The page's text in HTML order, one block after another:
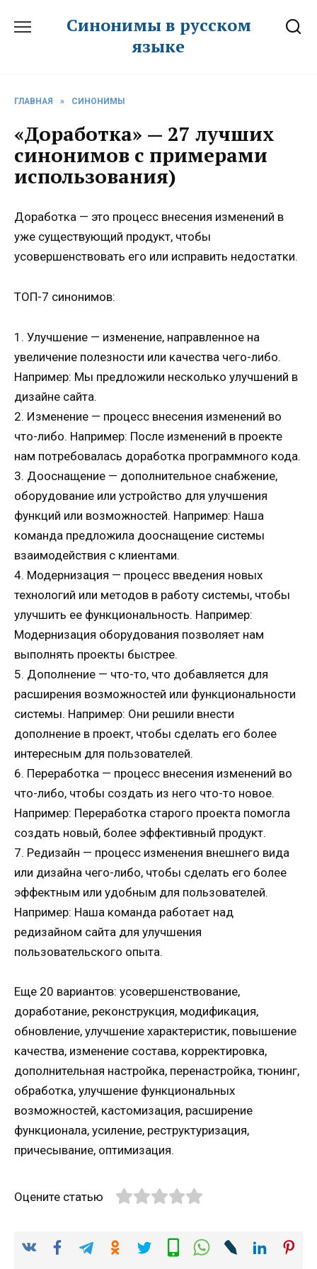
Синонимы в русском
языке
ГЛАВНАЯ » СИНОНИМЫ
«Доработка» — 27 лучших
синонимов с примерами
использования)
Доработка — это процесс внесения изменений в
уже существующий продукт, чтобы
усовершенствовать его или исправить недостатки.
ТОП-7 синонимов:
1. Улучшение — изменение, направленное на
увеличение полезности или качества чего-либо.
Например: Мы предложили несколько улучшений в
дизайне сайта.
2. Изменение — процесс внесения изменений во
что-либо. Например: После изменений в проекте
нам потребовалась доработка программного кода.
3. Дооснащение — дополнительное снабжение,
оборудование или устройство для улучшения
функций или возможностей. Например: Наша
команда предложила дооснащение системы
взаимодействия с клиентами.
4. Модернизация — процесс введения новых
технологий или методов в работу системы, чтобы
улучшить ее функциональность. Например:
Модернизация оборудования позволяет нам
выполнять проекты быстрее.
5. Дополнение — что-то, что добавляется для
расширения возможностей или функциональности
системы. Например: Они решили внести
дополнение в проект, чтобы сделать его более
интересным для пользователей.
6. Переработка — процесс внесения изменений во
что-либо, чтобы создать из него что-то новое.
Например: Переработка старого проекта помогла
создать новый, более эффективный продукт.
7. Редизайн — процесс изменения внешнего вида
или дизайна чего-либо, чтобы сделать его более
эффектным или удобным для пользователей.
Например: Наша команда работает над
редизайном сайта для улучшения
пользовательского опыта.
Еще 20 вариантов: усовершенствование,
доработание, реконструкция, модификация,
обновление, улучшение характеристик, повышение
качества, изменение состава, корректировка,
дополнительная настройка, перенастройка, тюнинг,
обработка, улучшение функциональных
возможностей, кастомизация, расширение
функционала, усиление, реструктуризация,
причесывание, оптимизация.
Оцените статью